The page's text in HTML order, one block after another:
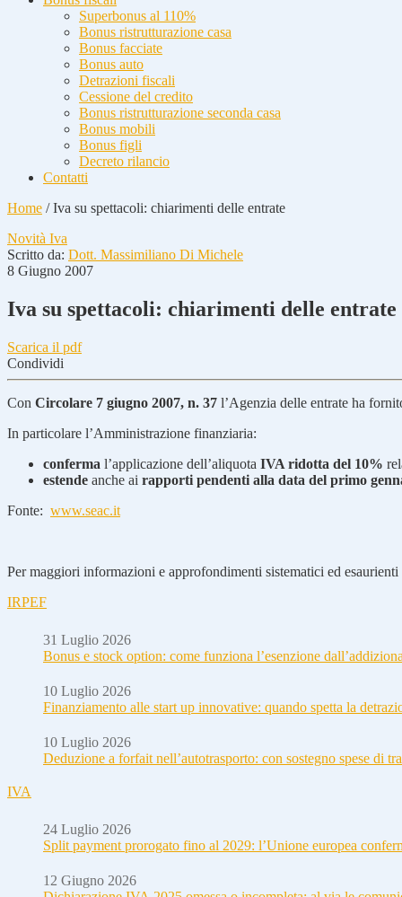
Superbonus al 110%
Bonus ristrutturazione casa
Bonus facciate
Bonus auto
Detrazioni fiscali
Cessione del credito
Bonus ristrutturazione seconda casa
Bonus mobili
Bonus figli
Decreto rilancio
Contatti
Home /Iva su spettacoli: chiarimenti delle entrate
Novità Iva
Scritto da: Dott. Massimiliano Di Michele
8 Giugno 2007
Iva su spettacoli: chiarimenti delle entrate
Scarica il pdf
Condividi
Con Circolare 7 giugno 2007, n. 37 l’Agenzia delle entrate ha
In particolare l’Amministrazione finanziaria:
conferma l’applicazione dell’aliquota IVA ridotta del 10%
estende anche ai rapporti pendenti alla data del primo
Fonte: www.seac.it
Per maggiori informazioni e approfondimenti sistematici ed
IRPEF
31 Luglio 2026
Bonus e stock option: come funziona l’esenzione
10 Luglio 2026
Finanziamento alle start up innovative: quando spetta la
10 Luglio 2026
Deduzione a forfait nell’autotrasporto: con sostegno spese di
IVA
24 Luglio 2026
Split payment prorogato fino al 2029: l’Unione europea
12 Giugno 2026